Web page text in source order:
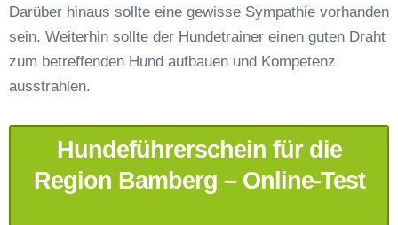
Telefonnummer*
Darüber hinaus sollte eine gewisse Sympathie vorhanden
sein. Weiterhin sollte der Hundetrainer einen guten Draht
zum betreffenden Hund aufbauen und Kompetenz
ausstrahlen.
Hundeführerschein für die
Region Bamberg – Online-Test